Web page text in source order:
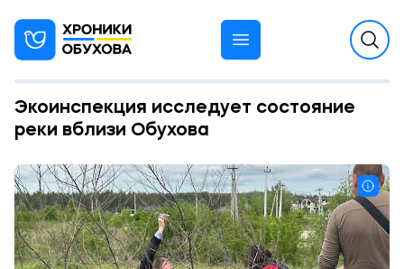
Экоинспекция исследует состояние
реки вблизи Обухова